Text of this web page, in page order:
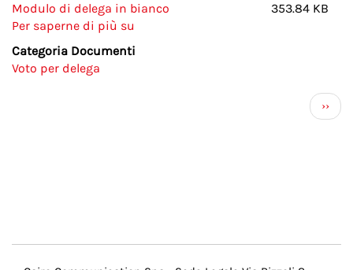
Modulo di delega in bianco
353.84 KB
Per saperne di più su
Categoria Documenti
Voto per delega
››